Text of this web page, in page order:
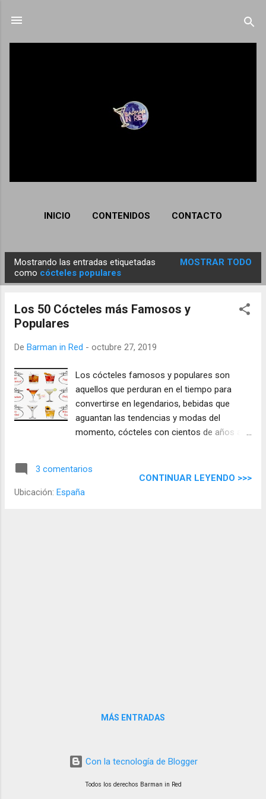
INICIO CONTENIDOS CONTACTO
n
Mostrando las entradas etiquetadas
como cócteles populares
MOSTRAR TODO
Los 50 Cócteles más Famosos y
Populares
De Barman in Red - octubre 27, 2019
Los cócteles famosos y populares son
aquellos que perduran en el tiempo para
convertirse en legendarios, bebidas que
aguantan las tendencias y modas del
momento, cócteles con cientos de años a
Historias mezcladas y agitadas que han
visto guerras, marineros y piratas, escritores
3 comentarios
Ubicación: España
CONTINUAR LEYENDO >>>
MÁS ENTRADAS
Con la tecnología de Blogger
Todos los derechos Barman in Red